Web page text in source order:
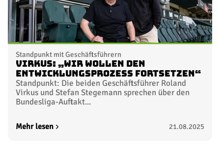
Standpunkt mit Geschäftsführern
Virkus: „Wir wollen den
Entwicklungsprozess fortsetzen“
Standpunkt: Die beiden Geschäftsführer Roland
Virkus und Stefan Stegemann sprechen über den
Bundesliga-Auftakt...
Mehr lesen 21.08.2025